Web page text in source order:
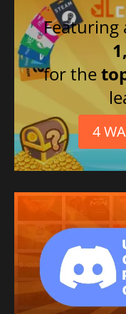
Featuring
for the
4